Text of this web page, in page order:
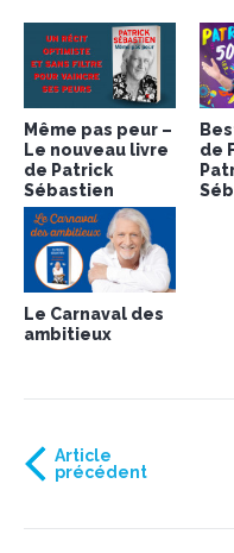
Même pas peur –
Le nouveau livre
de Patrick
Sébastien
de
Le Carnaval des
ambitieux
Article
précédent